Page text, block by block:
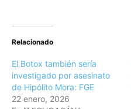
Relacionado
El Botox también sería
investigado por asesinato
de Hipólito Mora: FGE
22 enero, 2026